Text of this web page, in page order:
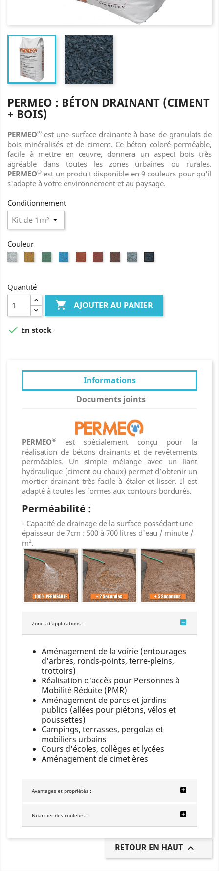
PERMEO : BÉTON DRAINANT (CIMENT
+ BOIS)
PERMEO® est une surface drainante à base de granulats de
bois minéralisés et de ciment. Ce béton coloré perméable,
facile à mettre en œuvre, donnera un aspect bois très
agréable dans toutes les zones urbaines ou rurales.
PERMEO® est un produit disponible en 9 couleurs pour qu'il
s'adapte à votre environnement et au paysage.
Conditionnement
Couleur
Blanc Jaune Vert Bleu Ocre Rouge BrunGris Noir
Quantité
 AJOUTER AU PANIER
 En stock
Informations
Documents joints
PERMEO®
est spécialement conçu pour la
réalisation de bétons drainants et de revêtements
perméables. Un simple mélange avec un liant
hydraulique (ciment ou chaux) permet d’obtenir un
mortier drainant très facile à étaler et lisser. Il est
adapté à toutes les formes aux contours bordurés.
Perméabilité :
- Capacité de drainage de la surface possédant une
épaisseur de 7cm : 500 à 700 litres d'eau / minute /
m2.
Zones d'applications :
Aménagement de la voirie (entourages
d'arbres, ronds-points, terre-pleins,
trottoirs)
Réalisation d'accès pour Personnes à
Mobilité Réduite (PMR)
Aménagement de parcs et jardins
publics (allées pour piétons, vélos et
poussettes)
Campings, terrasses, pergolas et
mobiliers urbains
Cours d'écoles, collèges et lycées
Aménagement de cimetières
Avantages et propriétés :
Nuancier des couleurs :
RETOUR EN HAUT 